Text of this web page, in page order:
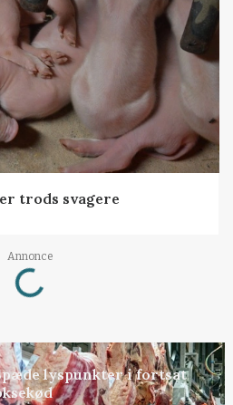
trods svagere
Annonce
Loading...
lyspunkter i fortsat